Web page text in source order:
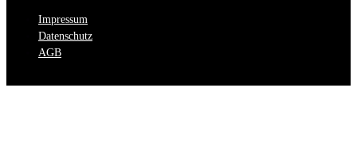
Impressum
Datenschutz
AGB